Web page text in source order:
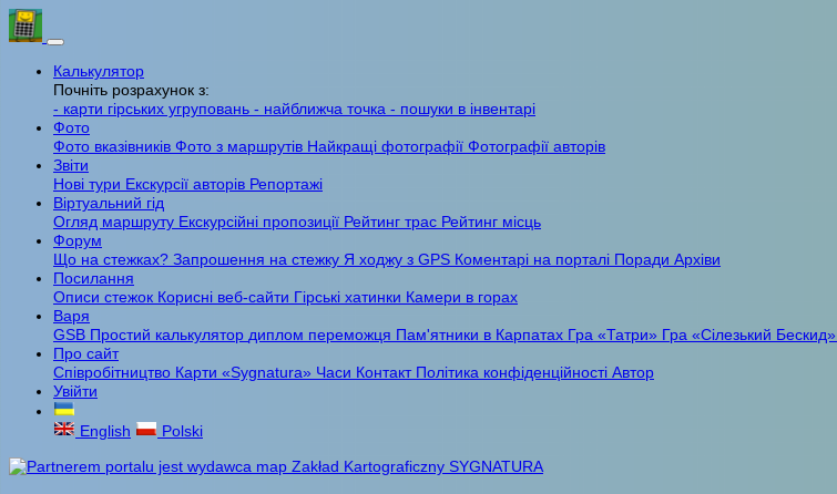
Калькулятор
Почніть розрахунок з:
- карти гірських угруповань - найближча точка - пошуки в інвентарі
Фото
Фото вказівників Фото з маршрутів Найкращі фотографії Фотографії авторів
Звіти
Нові тури Екскурсії авторів Репортажі
Віртуальний гід
Огляд маршруту Екскурсійні пропозиції Рейтинг трас Рейтинг місць
Форум
Що на стежках? Запрошення на стежку Я ходжу з GPS Коментарі на порталі Поради Архіви
Посилання
Описи стежок Корисні веб-сайти Гірські хатинки Камери в горах
Варя
GSB Простий калькулятор диплом переможця Пам'ятники в Карпатах Гра «Татри» Гра «Сілезький Бескид»
Про сайт
Співробітництво Карти «Sygnatura» Часи Контакт Політика конфіденційності Автор
Увійти
English Polski